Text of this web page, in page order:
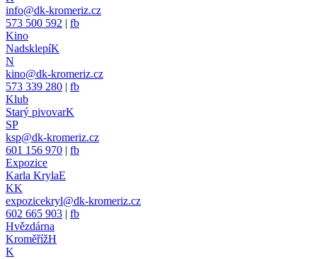
info@dk-kromeriz.cz
573 500 592 | fb
Kino
NadsklepíK
N
kino@dk-kromeriz.cz
573 339 280 | fb
Klub
Starý pivovarK
SP
ksp@dk-kromeriz.cz
601 156 970 | fb
Expozice
Karla KrylaE
KK
expozicekryl@dk-kromeriz.cz
602 665 903 | fb
Hvězdárna
KroměřížH
K